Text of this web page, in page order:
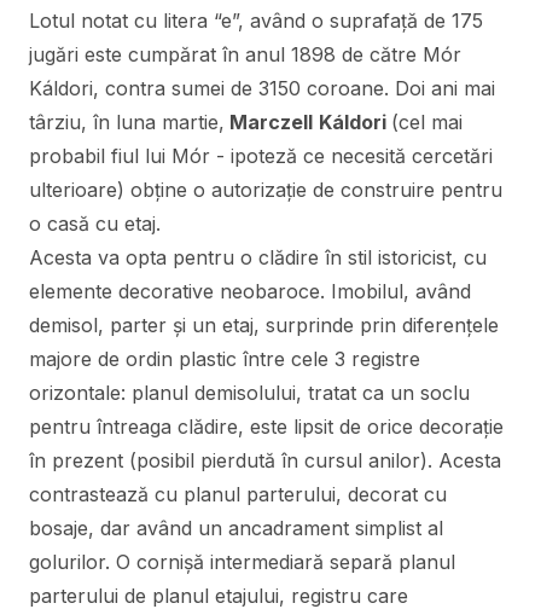
Lotul notat cu litera “e”, având o suprafață de 175
jugări este cumpărat în anul 1898 de către Mór
Káldori, contra sumei de 3150 coroane. Doi ani mai
târziu, în luna martie, Marczell Káldori (cel mai
probabil fiul lui Mór - ipoteză ce necesită cercetări
ulterioare) obține o autorizație de construire pentru
o casă cu etaj.
Acesta va opta pentru o clădire în stil istoricist, cu
elemente decorative neobaroce. Imobilul, având
demisol, parter și un etaj, surprinde prin diferențele
majore de ordin plastic între cele 3 registre
orizontale: planul demisolului, tratat ca un soclu
pentru întreaga clădire, este lipsit de orice decorație
în prezent (posibil pierdută în cursul anilor). Acesta
contrastează cu planul parterului, decorat cu
bosaje, dar având un ancadrament simplist al
golurilor. O cornișă intermediară separă planul
parterului de planul etajului, registru care